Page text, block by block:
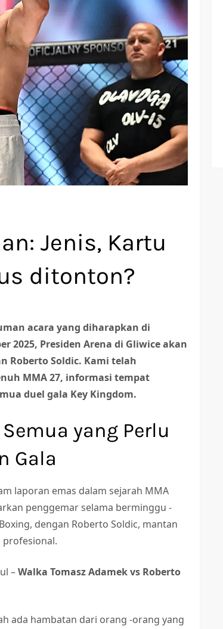
Jenis, Kartu
ditonton?
acara yang diharapkan di
2025, Presiden Arena di Gliwice akan
Roberto Soldic. Kami telah
MMA 27, informasi tempat
duel gala Key Kingdom.
yang Perlu
Gala
laporan emas dalam sejarah MMA
penggemar selama berminggu -
dengan Roberto Soldic, mantan
profesional.
–Walka Tomasz Adamek vs Roberto
ada hambatan dari orang -orang yang